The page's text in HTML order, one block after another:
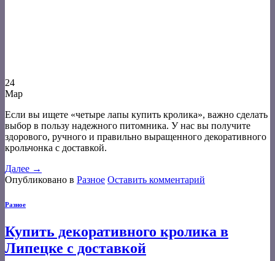
24
Мар
Если вы ищете «четыре лапы купить кролика», важно сделать
выбор в пользу надежного питомника. У нас вы получите
здорового, ручного и правильно выращенного декоративного
крольчонка с доставкой.
Далее →
Опубликовано в Разное Оставить комментарий
Разное
Купить декоративного кролика в
Липецке с доставкой